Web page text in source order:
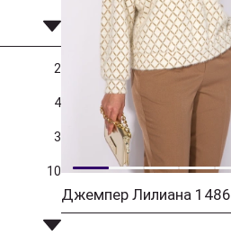
2
4
3
10
Джемпер Лилиана 1486